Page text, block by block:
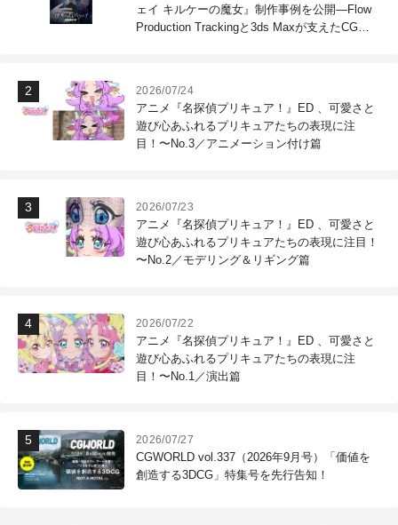
ェイ キルケーの魔女』制作事例を公開―Flow
Production Trackingと3ds Maxが支えたCG制
2026/07/24
アニメ『名探偵プリキュア！』ED 、可愛さと
遊び心あふれるプリキュアたちの表現に注
目！〜No.3／アニメーション付け篇
2026/07/23
アニメ『名探偵プリキュア！』ED 、可愛さと
遊び心あふれるプリキュアたちの表現に注目！
〜No.2／モデリング＆リギング篇
2026/07/22
アニメ『名探偵プリキュア！』ED 、可愛さと
遊び心あふれるプリキュアたちの表現に注
目！〜No.1／演出篇
2026/07/27
CGWORLD vol.337（2026年9月号）「価値を
創造する3DCG」特集号を先行告知！